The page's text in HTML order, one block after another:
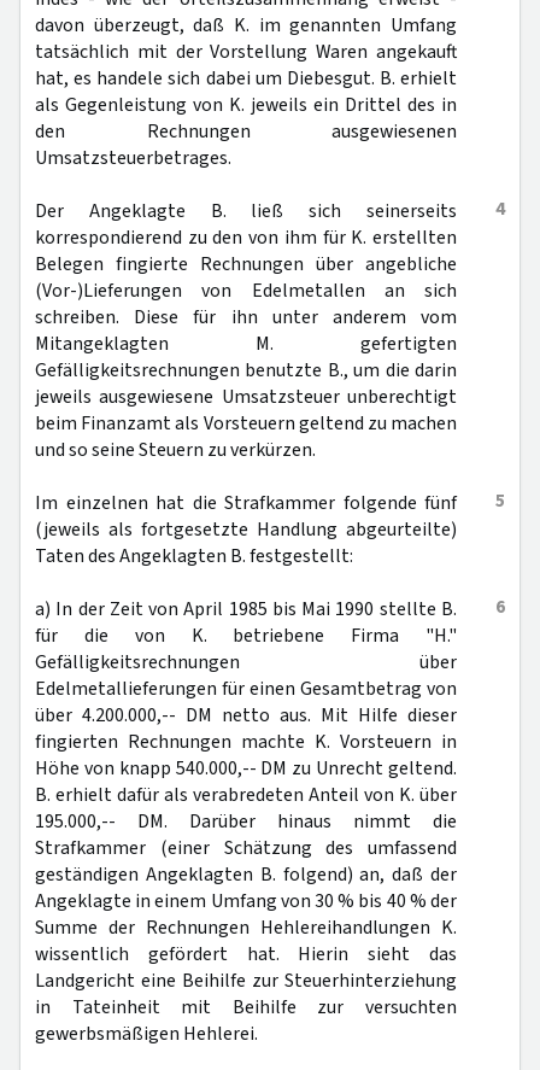
davon überzeugt, daß K. im genannten Umfang
tatsächlich mit der Vorstellung Waren angekauft
hat, es handele sich dabei um Diebesgut. B. erhielt
als Gegenleistung von K. jeweils ein Drittel des in
den Rechnungen ausgewiesenen
Umsatzsteuerbetrages.
4
Der Angeklagte B. ließ sich seinerseits
korrespondierend zu den von ihm für K. erstellten
Belegen fingierte Rechnungen über angebliche
(Vor-)Lieferungen von Edelmetallen an sich
schreiben. Diese für ihn unter anderem vom
Mitangeklagten M. gefertigten
Gefälligkeitsrechnungen benutzte B., um die darin
jeweils ausgewiesene Umsatzsteuer unberechtigt
beim Finanzamt als Vorsteuern geltend zu machen
und so seine Steuern zu verkürzen.
5
Im einzelnen hat die Strafkammer folgende fünf
(jeweils als fortgesetzte Handlung abgeurteilte)
Taten des Angeklagten B. festgestellt:
6
a) In der Zeit von April 1985 bis Mai 1990 stellte B.
für die von K. betriebene Firma "H."
Gefälligkeitsrechnungen über
Edelmetallieferungen für einen Gesamtbetrag von
über 4.200.000,-- DM netto aus. Mit Hilfe dieser
fingierten Rechnungen machte K. Vorsteuern in
Höhe von knapp 540.000,-- DM zu Unrecht geltend.
B. erhielt dafür als verabredeten Anteil von K. über
195.000,-- DM. Darüber hinaus nimmt die
Strafkammer (einer Schätzung des umfassend
geständigen Angeklagten B. folgend) an, daß der
Angeklagte in einem Umfang von 30 % bis 40 % der
Summe der Rechnungen Hehlereihandlungen K.
wissentlich gefördert hat. Hierin sieht das
Landgericht eine Beihilfe zur Steuerhinterziehung
in Tateinheit mit Beihilfe zur versuchten
gewerbsmäßigen Hehlerei.